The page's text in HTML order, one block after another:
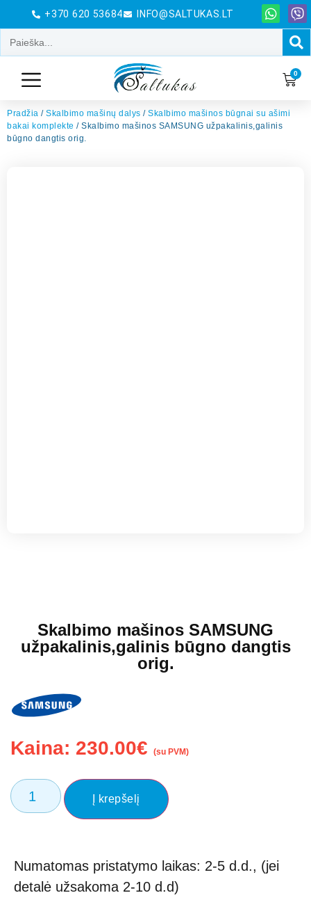
+370 620 53684 INFO@SALTUKAS.LT
0
Pradžia / Skalbimo mašinų dalys / Skalbimo mašinos būgnai su ašimi
bakai komplekte / Skalbimo mašinos SAMSUNG užpakalinis,galinis
būgno dangtis orig.
Skalbimo mašinos SAMSUNG
užpakalinis,galinis būgno dangtis
orig.
Kaina: 230.00€ (su PVM)
Į krepšelį
Numatomas pristatymo laikas: 2-5 d.d., (jei
detalė užsakoma 2-10 d.d)